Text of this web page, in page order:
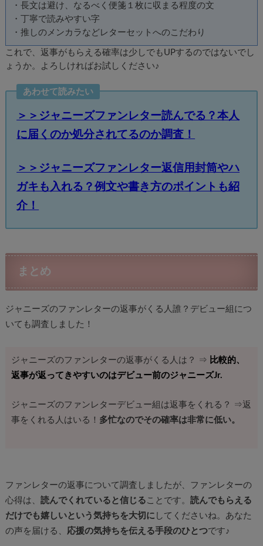
・長文は避け、なるべく便箋１枚に収まる程度の文
・丁寧で読みやすい字
・推しのメンカラなどレターセットへのこだわり
これで、返事がもらえる確率は少しでもUPするのではないでし
ょうか。よろしければお試しください♪
あわせて読みたい
＞＞ジャニーズファンレター読んでる？本人
に届くのか処分されてるのか調査！
＞＞ジャニーズファンレター返信用封筒やハ
ガキも入れる？例文や書き方のポイントも紹
介！
まとめ
ジャニーズのファンレターの返事がくる人誰？デビュー組につ
いても調査しました！
ジャニーズのファンレターの返事がくる人は？ ⇒ 比較的、
返事が返ってきやすいのはデビュー前のジャニーズJr.
ジャニーズのファンレターデビュー組は返事をくれる？ ⇒返
事をくれる人はいる！ 多忙なのでその確率は非常に低い。
ファンレターの返事について調査しましたが、ファンレターの
心得は、 読んでくれていると信じる ことです。 読んでもらえる
だけでも嬉しいという気持ちを大切に してくださいね。あなた
の声を届ける、 応援の気持ちを伝える手段のひとつです♪